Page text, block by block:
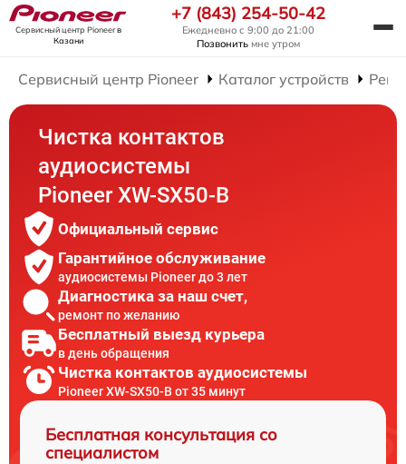
Сервисный центр Pioneerв
Казани
+7 (843) 254-50-42
Ежедневно с 9:00 до 21:00
Позвонить мне утром
Сервисный центр Pioneer Каталог устройств
Чистка контактов
аудиосистемы
Pioneer XW-SX50-B
Официальный сервис
Гарантийное обслуживание
аудиосистемы Pioneer до 3 лет
Диагностика за наш счет,
ремонт по желанию
Бесплатный выезд курьера
в день обращения
Чистка контактов аудиосистемы
Pioneer XW-SX50-B от 35 минут
Бесплатная консультация со
специалистом